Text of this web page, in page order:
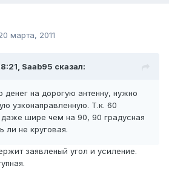
марта, 2011
Saab95 сказал:
на дорогую антенну, нужно
узконаправленную. Т.к. 60
даже шире чем на 90, 90 градусная
ли не круговая.
заявленый угол и усиление.